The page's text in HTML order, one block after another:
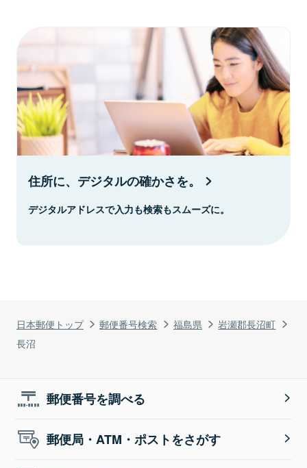
日本郵便トップ 郵便番号検索 福島県
岩瀬郡長沼町
長沼
住所に、デジタルの確かさを。
デジタルアドレスで入力も検索もスムーズに。
郵便番号を調べる
郵便局・ATM・ポストをさがす